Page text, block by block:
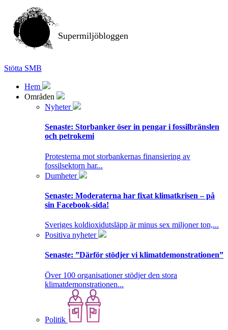
Supermiljöbloggen
Stötta SMB
Hem
Områden
Nyheter
Senaste: Storbanker öser in pengar i fossilbränslen
och petrokemi
Protesterna mot storbankernas finansiering av
fossilsektorn har...
Dumheter
Senaste: Moderaterna har fixat klimatkrisen – på
sin Facebook-sida!
Sveriges koldioxidutsläpp är minus sex miljoner ton,...
Positiva nyheter
Senaste: ”Därför stödjer vi klimatdemonstrationen”
Över 100 organisationer stödjer den stora
klimatdemonstrationen...
Politik